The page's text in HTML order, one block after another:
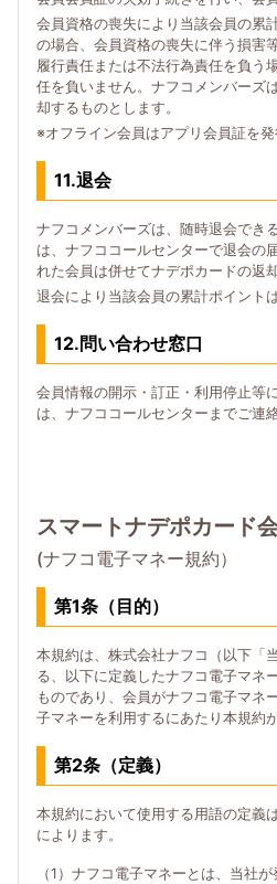
会員資格の喪失により当該会員の累
の場合、会員資格の喪失に伴う損害
履行責任または不法行為責任を負う
任を負いません。ナフコメンバーズ
却するものとします。
※オフライン会員はアプリ会員証を発
11.退会
ナフコメンバーズは、随時退会でき
は、ナフココールセンターで退会の
れた会員は併せてナデポカードの返
退会により当該会員の累計ポイント
12.問い合わせ窓口
会員情報の開示・訂正・利用停止等
は、ナフココールセンターまでご連
スマートナデポカード
(ナフコ電子マネー規約）
第1条（目的）
本規約は、株式会社ナフコ（以下「
る、以下に定義したナフコ電子マネ
ものであり、会員がナフコ電子マネ
子マネーを利用するにあたり本規約
第2条（定義）
本規約において使用する用語の定義
によります。
（1）ナフコ電子マネーとは、当社